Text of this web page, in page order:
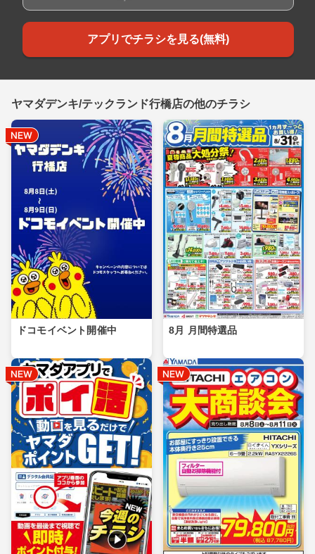
アプリでチラシを見る(無料)
ヤマダデンキ/テックランド行橋店の他のチラシ
ドコモイベント開催中 8月 月間特選品